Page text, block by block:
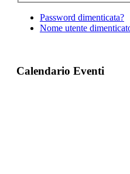
Password dimenticata?
Nome utente
Calendario Eventi